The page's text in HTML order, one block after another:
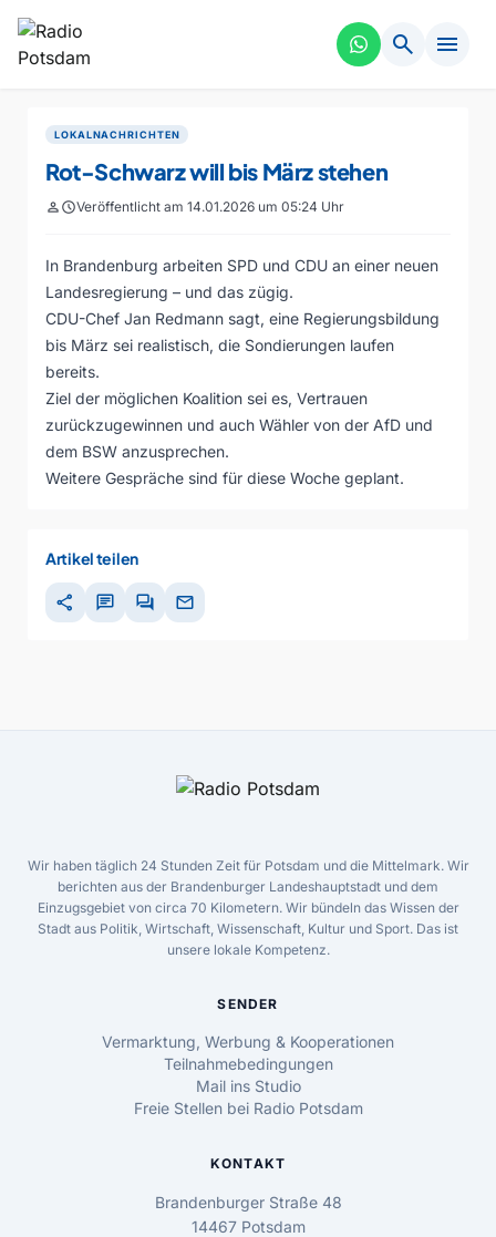
search menu
LOKALNACHRICHTEN
Rot-Schwarz will bis März stehen
personscheduleVeröffentlicht am 14.01.2026 um 05:24 Uhr
In Brandenburg arbeiten SPD und CDU an einer neuen
Landesregierung – und das zügig.
CDU-Chef Jan Redmann sagt, eine Regierungsbildung
bis März sei realistisch, die Sondierungen laufen
bereits.
Ziel der möglichen Koalition sei es, Vertrauen
zurückzugewinnen und auch Wähler von der AfD und
dem BSW anzusprechen.
Weitere Gespräche sind für diese Woche geplant.
Artikel teilen
share chat forum mail
Wir haben täglich 24 Stunden Zeit für Potsdam und die Mittelmark. Wir
berichten aus der Brandenburger Landeshauptstadt und dem
Einzugsgebiet von circa 70 Kilometern. Wir bündeln das Wissen der
Stadt aus Politik, Wirtschaft, Wissenschaft, Kultur und Sport. Das ist
unsere lokale Kompetenz.
SENDER
Vermarktung, Werbung & Kooperationen
Teilnahmebedingungen
Mail ins Studio
Freie Stellen bei Radio Potsdam
KONTAKT
Brandenburger Straße 48
14467 Potsdam